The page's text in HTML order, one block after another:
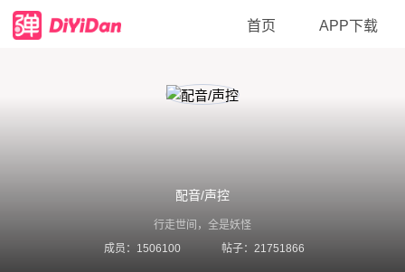
APP下载
首页
配音/声控
行走世间，全是妖怪
成员：1506100
帖子：21751866